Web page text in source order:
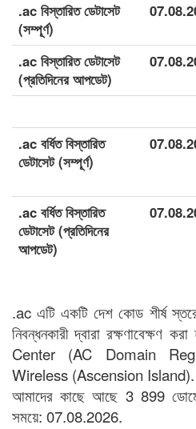
.ac বিস্তারিত ডেটাসেট
(সম্পূর্ণ)
.ac বিস্তারিত ডেটাসেট
(প্রতিদিনের আপডেট)
.ac বর্ধিত বিস্তারিত
ডেটাসেট (সম্পূর্ণ)
.ac বর্ধিত বিস্তারিত
ডেটাসেট (প্রতিদিনের
আপডেট)
.ac এটি একটি দেশ কোড শীর্ষ
নিবন্ধনকারী দ্বারা
Center (AC Domain
Wireless (Ascension Island).
আমাদের কাছে আছে 3 899
সময়ে: 07.08.2026.